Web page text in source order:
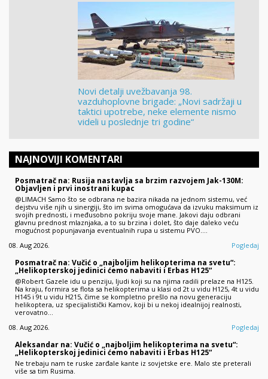
Novi detalji uvežbavanja 98.
vazduhoplovne brigade: „Novi sadržaji u
taktici upotrebe, neke elemente nismo
videli u poslednje tri godine“
NAJNOVIJI KOMENTARI
Posmatrač na: Rusija nastavlja sa brzim razvojem Jak-130M:
Objavljen i prvi inostrani kupac
@LIMACH Samo što se odbrana ne bazira nikada na jednom sistemu, već
dejstvu više njih u sinergiji, što im svima omogućava da izvuku maksimum iz
svojih prednosti, i međusobno pokriju svoje mane. Jakovi daju odbrani
glavnu prednost mlaznjaka, a to su brzina i dolet, što daje daleko veću
mogućnost popunjavanja eventualnih rupa u sistemu PVO.…
08. Aug 2026.
Pogledaj
Posmatrač na: Vučić o „najboljim helikopterima na svetu“:
„Helikopterskoj jedinici ćemo nabaviti i Erbas H125“
@Robert Gazele idu u penziju, ljudi koji su na njima radili prelaze na H125.
Na kraju, formira se flota sa helikopterima u klasi od 2t u vidu H125, 4t u vidu
H145 i 9t u vidu H215, čime se kompletno prešlo na novu generaciju
helikoptera, uz specijalistički Kamov, koji bi u nekoj idealnijoj realnosti,
verovatno…
08. Aug 2026.
Pogledaj
Aleksandar na: Vučić o „najboljim helikopterima na svetu“:
„Helikopterskoj jedinici ćemo nabaviti i Erbas H125“
Ne trebaju nam te ruske zarđale kante iz sovjetske ere. Malo ste preterali
više sa tim Rusima.